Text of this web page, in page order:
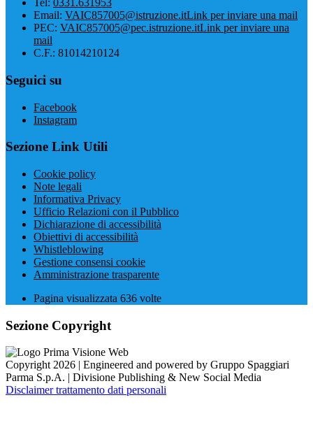
Tel: 0331.631953
Email: VAIC857005@istruzione.itLink per inviare una mail
PEC: VAIC857005@pec.istruzione.itLink per inviare una
mail
C.F.: 81014210124
Seguici su
Facebook
Instagram
Sezione Link Utili
Cookie policy
Note legali
Informativa Privacy
Ufficio Relazioni con il Pubblico
Dichiarazione di accessibilità
Obiettivi di accessibilità
Whistleblowing
Gestione consensi cookie
Amministrazione trasparente
Pagina visualizzata 636 volte
Sezione Copyright
Copyright 2026 | Engineered and powered by Gruppo Spaggiari
Parma S.p.A. | Divisione Publishing & New Social Media
Disclaimer trattamento dati personali